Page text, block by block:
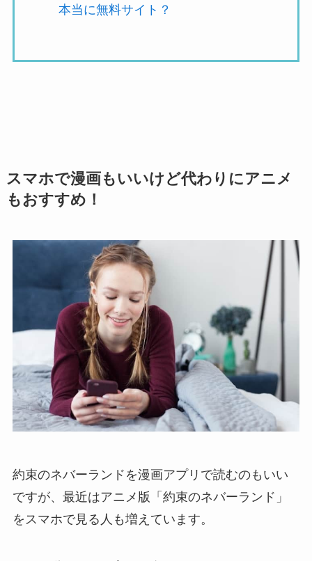
本当に無料サイト？
スマホで漫画もいいけど代わりにアニメ
もおすすめ！
約束のネバーランドを漫画アプリで読むのもいい
ですが、最近はアニメ版「約束のネバーランド」
をスマホで見る人も増えています。